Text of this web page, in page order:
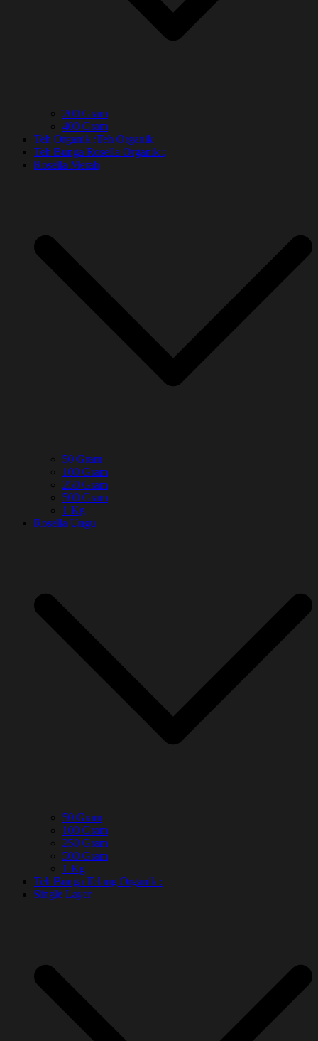
200 Gram
400 Gram
Teh Organik :Teh Organik
Teh Bunga Rosella Organik :
Rosella Merah
50 Gram
100 Gram
250 Gram
500 Gram
1 Kg
Rosella Ungu
50 Gram
100 Gram
250 Gram
500 Gram
1 Kg
Teh Bunga Telang Organik :
Single Layer